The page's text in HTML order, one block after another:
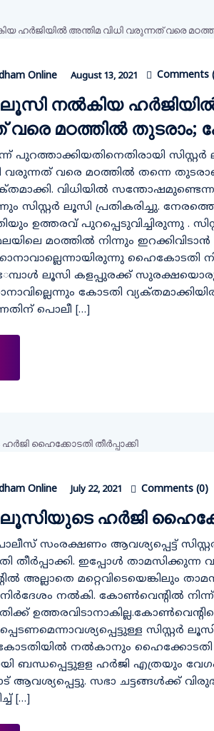
Online August 13, 2021 Comments (
ലൂസി നൽകിയ ഹർജിയിൽ
മഠത്തിൽ തുടരാം;
പുറത്താക്കിയതിനെതിരായി
വരുന്നത്​ വരെ മഠത്തിൽ തന്നെ
വിധിയിൽ
സിസ്റ്റർ ലൂസി പ്രതികരിച്ചു.
ഉത്തരവ് പുറപ്പെടുവിച്ചിരുന്നു .
മഠത്തില്‍ നിന്നും ഇറക്കിവിടാന്‍
ഹൈകോടതി
ലൂസി കളപ്പുര​ക്ക്
കോടതി
പൊലീ […]
Online July 22, 2021 Comments (0)
ലൂസിയുടെ ഹർജി
സംരക്ഷണം ആവശ്യപ്പെട്ട്
ഇപ്പോൾ താമസിക്കുന്ന
അല്ലാതെ മറ്റെവിടെയെങ്കിലും
നൽകി. കോൺവെന്‍റിൽ
സിസ്റ്റർ
കോടതിയിൽ നൽകാനും ഹൈക്കോടതി
ബന്ധപ്പെട്ടുളള ഹർജി എത്രയും
സഭാ ചട്ടങ്ങൾക്ക്
[…]